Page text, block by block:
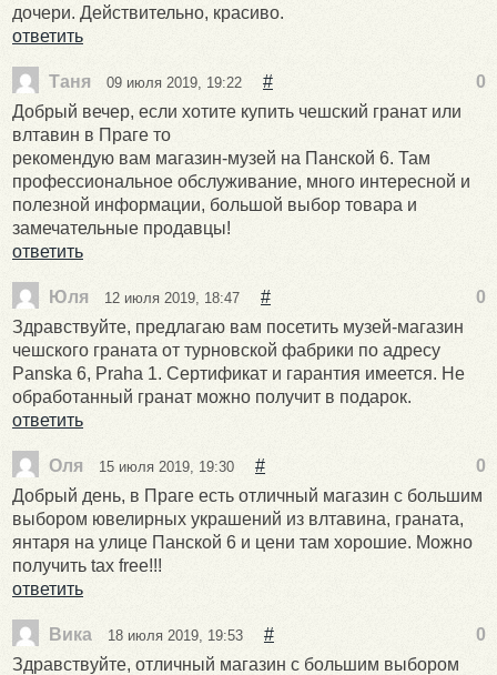
дочери. Действительно, красиво.
ответить
Таня 09 июля 2019, 19:22 #
0
Добрый вечер, если хотите купить чешский гранат или
влтавин в Праге то
рекомендую вам магазин-музей на Панской 6. Там
профессиональное обслуживание, много интересной и
полезной информации, большой выбор товара и
замечательные продавцы!
ответить
Юля 12 июля 2019, 18:47 #
0
Здравствуйте, предлагаю вам посетить музей-магазин
чешского граната от турновской фабрики по адресу
Panska 6, Praha 1. Сертификат и гарантия имеется. Не
обработанный гранат можно получит в подарок.
ответить
Оля 15 июля 2019, 19:30 #
0
Добрый день, в Праге есть отличный магазин с большим
выбором ювелирных украшений из влтавина, граната,
янтаря на улице Панской 6 и цени там хорошие. Можно
получить tax free!!!
ответить
Вика 18 июля 2019, 19:53 #
0
Здравствуйте, отличный магазин с большим выбором